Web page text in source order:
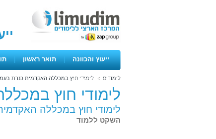
ייעוץ והכוונה | תואר ראשון |
ימים פתוחיםלימודים > לימודי חוץ במכללה האקדמית כנרת
לימודי חוץ
לימודי חוץ במכללה
השקט ללמוד